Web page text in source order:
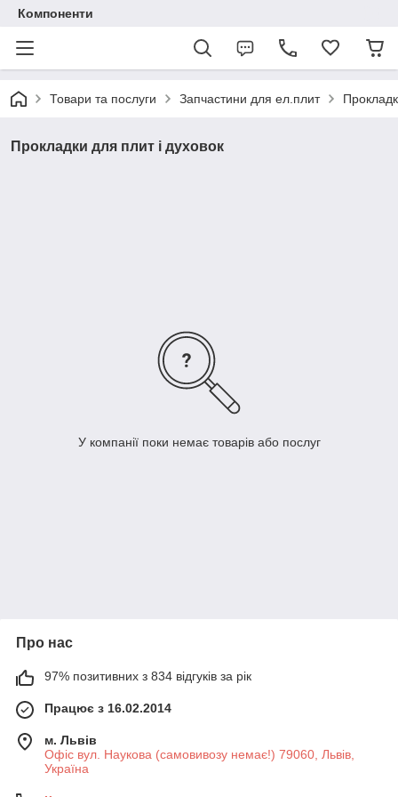
Компоненти
Товари та послуги Запчастини для ел.плит
Прокладки для плит і духовок
У компанії поки немає товарів або послуг
Про нас
97% позитивних з 834 відгуків за рік
Працює з 16.02.2014
м. Львів
Офіс вул. Наукова (самовивозу немає!) 79060, Львів,
Україна